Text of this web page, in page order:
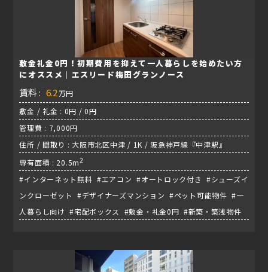
敷金礼金0円！初期費用を抑えて一人暮らしを始めたい方
にオススメ｜エスリード梅田グランノース
賃料 : 6.2 万円
敷金 / 礼金 : 0円 / 0円
管理費 : 7,000円
住所 / 間取り : 大阪市北区中津 / 1K / 阪急神戸線『中津駅』
専有面積 : 20.5m2
#インターネット無料 #エアコン #オートロック付き #シューズイ
ンクローゼット #デザイナーズマンション #ペット可能物件 #一
人暮らし向け #宅配ボックス #敷金・礼金0円 #新築・築浅物件